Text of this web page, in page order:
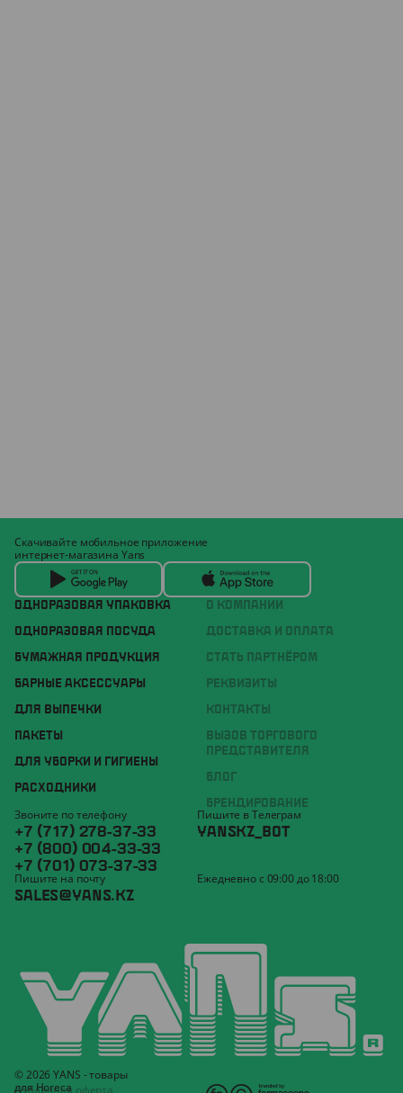
ОДНОРАЗОВАЯ УПАКОВКА
ОДНОРАЗОВАЯ ПОСУДА
БУМАЖНАЯ ПРОДУКЦИЯ
БАРНЫЕ АКСЕССУАРЫ
ДЛЯ ВЫПЕЧКИ
ПАКЕТЫ
ДЛЯ УБОРКИ И ГИГИЕНЫ
РАСХОДНИКИ
О КОМПАНИИ
ДОСТАВКА И ОПЛАТА
СТАТЬ ПАРТНЁРОМ
РЕКВИЗИТЫ
КОНТАКТЫ
ВЫЗОВ ТОРГОВОГО
ПРЕДСТАВИТЕЛЯ
БЛОГ
БРЕНДИРОВАНИЕ
Скачивайте мобильное приложение
интернет-магазина Yans
Звоните по телефону
+7 (717) 278-37-33
+7 (800) 004-33-33
+7 (701) 073-37-33
Пишите в Телеграм
YANSKZ_BOT
Пишите на почту
SALES@YANS.KZ
Ежедневно с 09:00 до 18:00
© 2026 YANS - товары
для Horeca
Публичная оферта